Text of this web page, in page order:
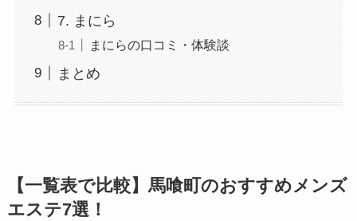
7. まにら
まにらの口コミ・体験談
まとめ
【一覧表で比較】馬喰町のおすすめメンズ
エステ7選！